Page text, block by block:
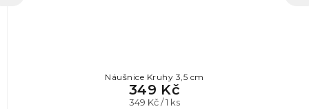
Náušnice Kruhy 3,5 cm
349 Kč
Měrná
349 Kč / 1 ks